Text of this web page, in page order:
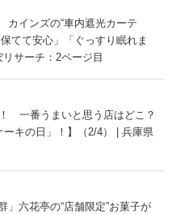
カインズの“車内遮光カーテ
てて安心」「ぐっすり眠れま
サーチ：2ページ目
一番うまいと思う店はどこ？
ーキの日」！】（2/4） | 兵庫県
」六花亭の“店舗限定”お菓子が